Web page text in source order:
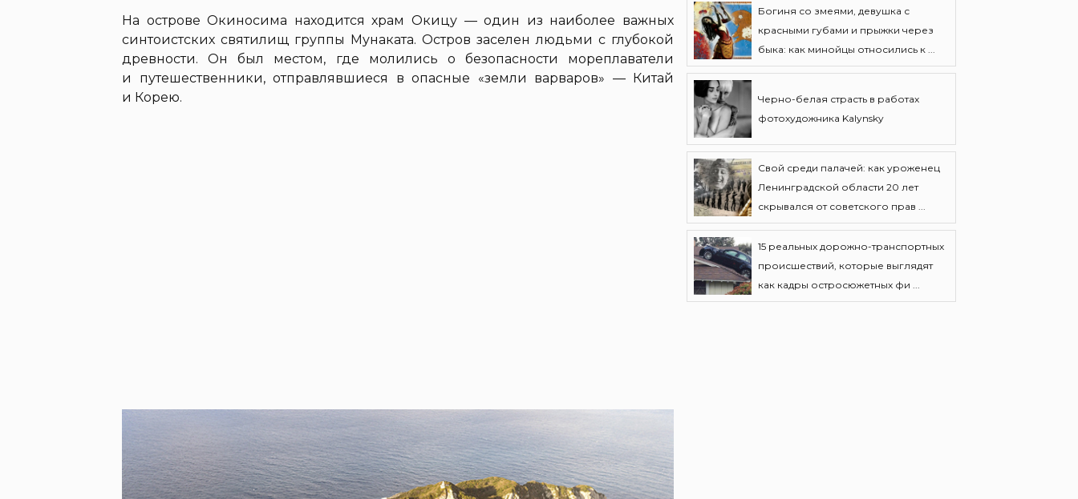
На острове Окиносима находится храм Окицу — один из наиболее важных
синтоистских святилищ группы Мунаката. Остров заселен людьми с глубокой
древности. Он был местом, где молились о безопасности мореплаватели
и путешественники, отправлявшиеся в опасные «земли варваров» — Китай
и Корею.
Богиня со змеями, девушка с
красными губами и прыжки через
быка: как минойцы относились к ...
Черно-белая страсть в работах
фотохудожника Kalynsky
Свой среди палачей: как уроженец
Ленинградской области 20 лет
скрывался от советского прав ...
15 реальных дорожно-транспортных
происшествий, которые выглядят
как кадры остросюжетных фи ...